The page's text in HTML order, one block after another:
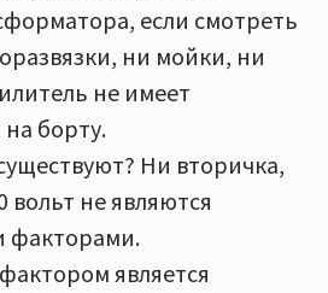
если смотреть
ни мойки, ни
не имеет
борту.
Ни вторичка,
не являются
факторами.
является